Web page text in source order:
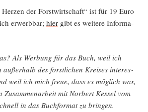
der Forst­wirt­schaft“ ist für 19 Euro
erwerb­bar; hiergibt es wei­te­re Infor­ma­
Als Wer­bung für das Buch, weil ich
außer­halb des forst­li­chen Krei­ses inter­es­
weil ich mich freue, dass es mög­lich war,
mit Nor­bert Kes­sel vom
in das Buch­for­mat zu bringen.